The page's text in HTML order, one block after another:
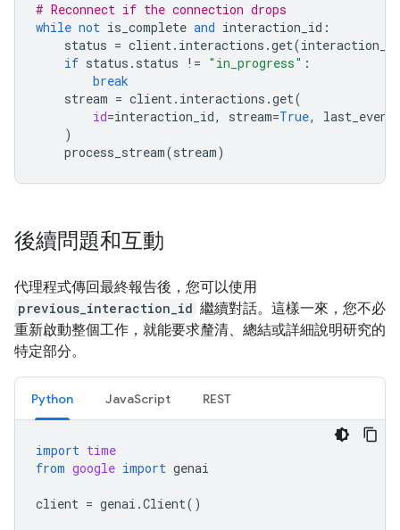
# Reconnect if the connection drops
while not is_complete and interaction_id :
status = client. interactions .get(interaction_id
if status . status != "in_progress" :
break
stream = client. interactions .get(
id=interaction_id, stream=True,
)
process_stream(stream)
後續問題和互動
代理程式傳回最終報告後，您可以使用
previous_interaction_id 繼續對話。這樣一來，您不必
重新啟動整個工作，就能要求釐清、總結或詳細說明研究的
特定部分。
Python JavaScript REST
import time
from google import genai
client = genai .Client()